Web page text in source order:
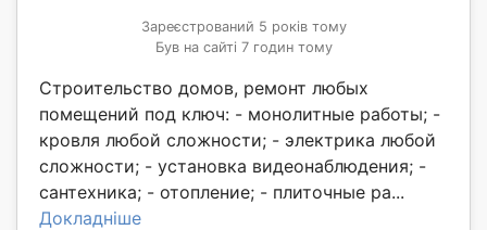
Зареєстрований 5 років тому
Був на сайті 7 годин тому
Строительство домов, ремонт любых
помещений под ключ: - монолитные работы; -
кровля любой сложности; - электрика любой
сложности; - установка видеонаблюдения; -
сантехника; - отопление; - плиточные ра...
Докладніше